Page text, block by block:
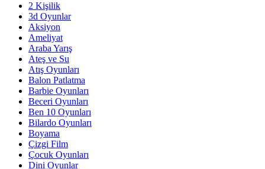
2 Kişilik
3d Oyunlar
Aksiyon
Ameliyat
Araba Yarış
Ateş ve Su
Atış Oyunları
Balon Patlatma
Barbie Oyunları
Beceri Oyunları
Ben 10 Oyunları
Bilardo Oyunları
Boyama
Çizgi Film
Çocuk Oyunları
Dini Oyunlar